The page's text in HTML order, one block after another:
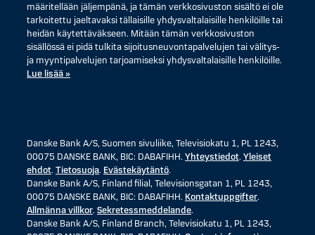
määritellään jäljempänä, ja tämän verkkosivuston sisältö ei ole
tarkoitettu jaeltavaksi tällaisille yhdysvaltalaisille henkilöille tai
heidän käytettäväkseen. Mitään tämän verkkosivuston
sisällössä ei pidä tulkita sijoitusneuvontapalvelujen tai välitys-
ja myyntipalvelujen tarjoamiseksi yhdysvaltalaisille henkilöille.
Lue lisää »
Danske Bank A/S, Suomen sivuliike, Televisiokatu 1, PL 1243,
00075 DANSKE BANK, BIC: DABAFIHH. Yhteystiedot. Yleiset
ehdot. Tietosuoja. Evästekäytäntö.
Danske Bank A/S, Finland filial, Televisionsgatan 1, PL 1243,
00075 DANSKE BANK, BIC: DABAFIHH. Kontaktuppgifter.
Allmänna villkor. Sekretessmeddelande.
Danske Bank A/S, Finland Branch, Televisiokatu 1, PL 1243,